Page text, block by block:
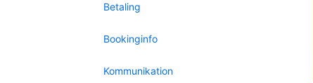
Betaling
Bookinginfo
Kommunikation